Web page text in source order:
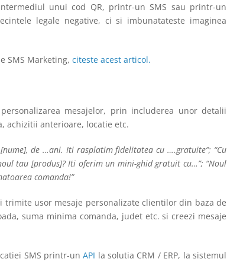
unui cod QR, printr-un SMS sau printr-un
legale negative, ci si imbunatateste imaginea
SMS Marketing, citeste acest articol.
mesajelor, prin includerea unor detalii
achizitii anterioare, locatie etc.
de …ani. Iti rasplatim fidelitatea cu ….gratuite”; “Cu
tau [produs]? Iti oferim un mini-ghid gratuit cu…”; “Noul
comanda!”
trimite usor mesaje personalizate clientilor din baza de
suma minima comanda, judet etc. si creezi mesaje
SMS printr-unAPI la solutia CRM / ERP, la sistemul